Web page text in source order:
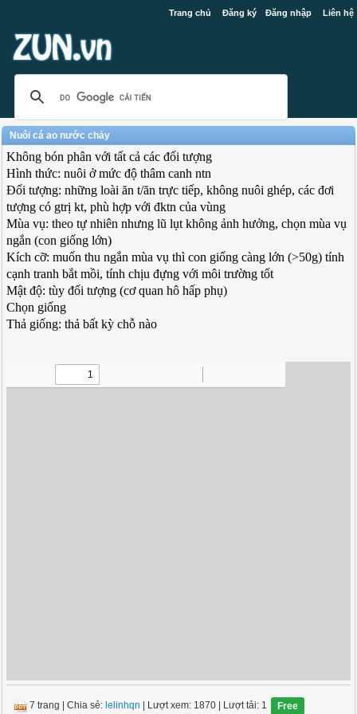
Trang chủ Đăng ký Đăng nhập Liên hệ
Nuôi cá ao nước chảy
Không bón phân với tất cả các đối tượng
Hình thức: nuôi ở mức độ thâm canh ntn
Đối tượng: những loài ăn t/ăn trực tiếp, không nuôi ghép, các đơi
tượng có gtrị kt, phù hợp với đktn của vùng
Mùa vụ: theo tự nhiên nhưng lũ lụt không ảnh hưởng, chọn mùa vụ
ngắn (con giống lớn)
Kích cỡ: muốn thu ngắn mùa vụ thì con giống càng lớn (>50g) tính
cạnh tranh bắt mồi, tính chịu đựng với môi trường tốt
Mật độ: tùy đối tượng (cơ quan hô hấp phụ)
Chọn giống
Thả giống: thả bất kỳ chỗ nào
7 trang |Chia sẻ: lelinhqn | Lượt xem: 1870 | Lượt tải: 1 Free